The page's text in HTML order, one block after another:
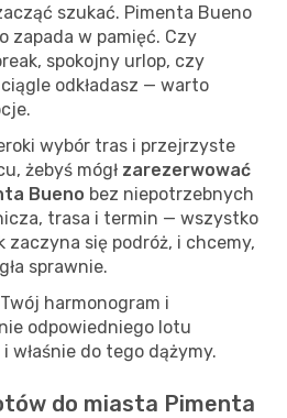
szukać. Pimenta Bueno
zapada w pamięć. Czy
spokojny urlop, czy
odkładasz — warto
wybór tras i przejrzyste
żebyś mógł zarezerwować
Bueno bez niepotrzebnych
trasa i termin — wszystko
zaczyna się podróż, i chcemy,
sprawnie.
harmonogram i
odpowiedniego lotu
właśnie do tego dążymy.
do miasta Pimenta